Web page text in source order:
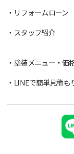
リフォームローン
スタッフ紹介
塗装メニュー・価
LINEで簡単見積も